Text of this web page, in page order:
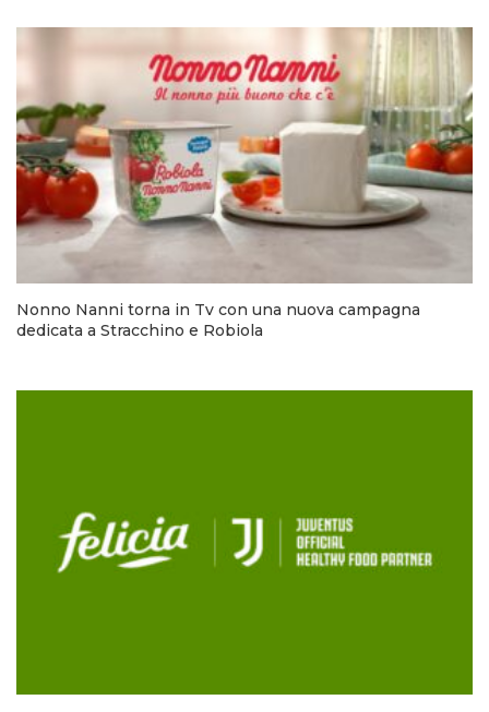
Nonno Nanni torna in Tv con una nuova campagna
dedicata a Stracchino e Robiola